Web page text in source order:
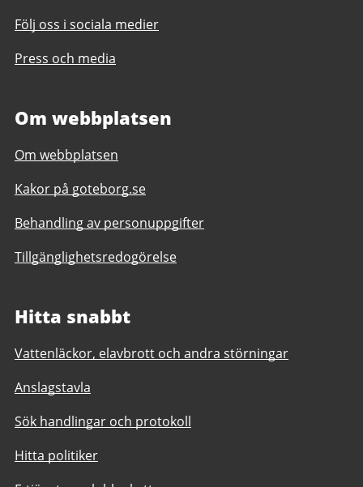
Följ oss i sociala medier
Press och media
Om webbplatsen
Om webbplatsen
Kakor på goteborg.se
Behandling av personuppgifter
Tillgänglighetsredogörelse
Hitta snabbt
Vattenläckor, elavbrott och andra störningar
Anslagstavla
Sök handlingar och protokoll
Hitta politiker